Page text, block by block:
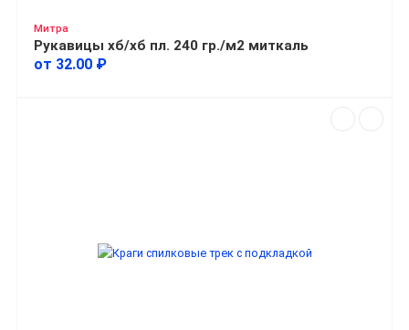
Митра
Рукавицы хб/хб пл. 240 гр./м2 миткаль
от 32.00 ₽